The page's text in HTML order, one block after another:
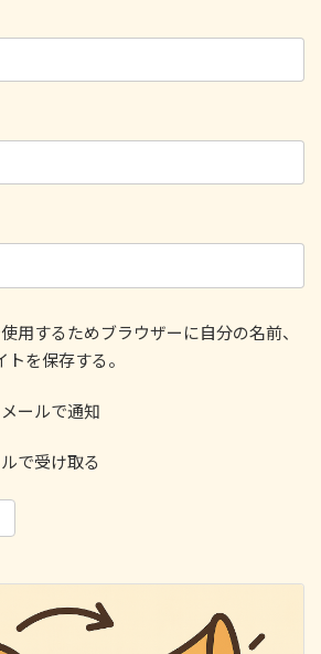
用するためブラウザーに自分の名前、
を保存する。
ールで通知
で受け取る